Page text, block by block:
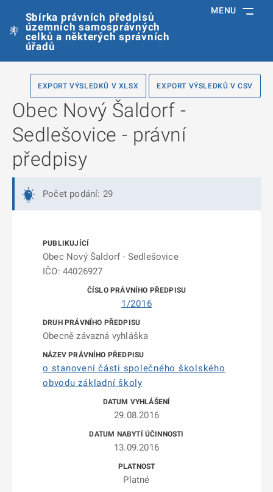
Sbírka právních předpisů
územních samosprávných
celků a některých správních
úřadů
MENU
EXPORT VÝSLEDKŮ V XLSX EXPORT VÝSLEDKŮ V CSV
Obec Nový Šaldorf -
Sedlešovice - právní
předpisy
Počet podání: 29
Obec Nový Šaldorf - Sedlešovice
IČO: 44026927
1/2016
Obecně závazná vyhláška
o stanovení části společného školského
obvodu základní školy
29.08.2016
13.09.2016
Platné